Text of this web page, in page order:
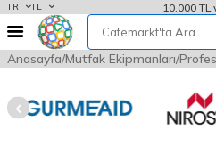
TR TL 10.000 TL
Anasayfa Mutfak Ekipmanları